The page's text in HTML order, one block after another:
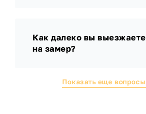
Как далеко вы выезжаете
на замер?
Показать еще вопросы